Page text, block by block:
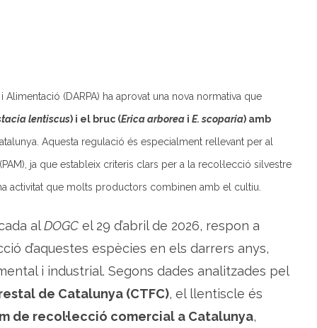
a
a
r
c
l
l
i
c
o
m
e
c
a
Alimentació (DARPA) ha aprovat una nova normativa que
lentiscus) i el bruc (Erica arborea i E. scoparia) amb
Aquesta regulació és especialment rellevant per al
ja que estableix criteris clars per a la recol·lecció silvestre
activitat que molts productors combinen amb el cultiu.
alDOGC el 29 d’abril de 2026, respon a
d’aquestes espècies en els darrers anys,
i industrial. Segons dades analitzades pel
de Catalunya (CTFC), el llentiscle és
de recol·lecció comercial a Catalunya,